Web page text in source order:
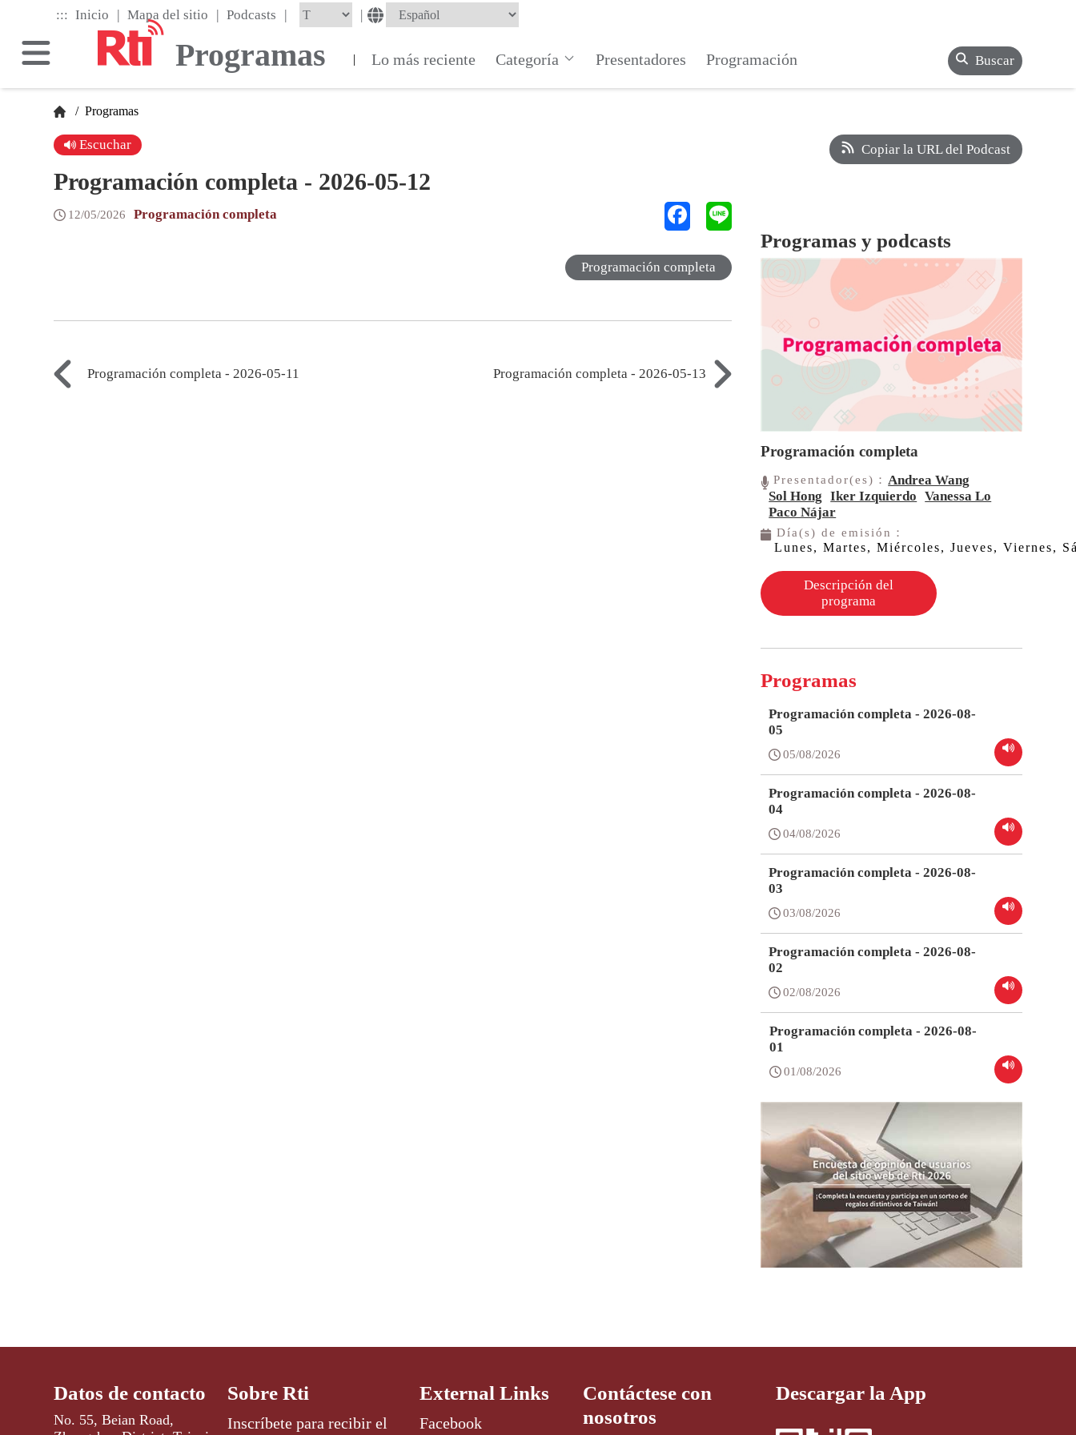
main
content
::: Inicio | Mapa del sitio | Podcasts | |
Programas | Lo más reciente Categoría Presentadores Programación Buscar
/ Programas
Escuchar
Programación completa - 2026-05-12
12/05/2026 Programación completa
Programación completa
Programación completa - 2026-05-11 Programación completa - 2026-05-13
Copiar la URL del Podcast
Programas y podcasts
Programación completa
Presentador(es)： Andrea Wang
Sol Hong Iker Izquierdo Vanessa Lo
Paco Nájar
Día(s) de emisión：
Lunes, Martes, Miércoles, Jueves, Viernes,
Descripción del
programa
Programas
Programación completa - 2026-08-
05
05/08/2026
Programación completa - 2026-08-
04
04/08/2026
Programación completa - 2026-08-
03
03/08/2026
Programación completa - 2026-08-
02
02/08/2026
Programación completa - 2026-08-
01
01/08/2026
Datos de contacto
No. 55, Beian Road,
Sobre Rti
Inscríbete para recibir el
External Links
Facebook
Contáctese con
nosotros
Descargar la App